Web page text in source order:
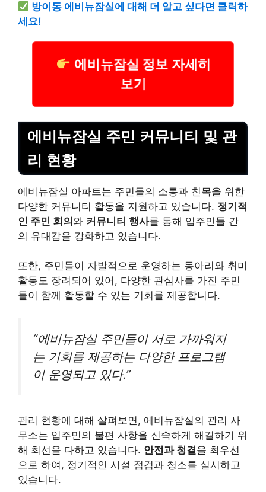
방이동 에비뉴잠실에 대해 더 알고 싶다면 클릭하
세요!
에비뉴잠실 정보 자세히
보기
에비뉴잠실 주민 커뮤니티 및 관
리 현황
에비뉴잠실 아파트는 주민들의 소통과 친목을 위한
다양한 커뮤니티 활동을 지원하고 있습니다. 정기적
인 주민 회의와 커뮤니티 행사를 통해 입주민들 간
의 유대감을 강화하고 있습니다.
또한, 주민들이 자발적으로 운영하는 동아리와 취미
활동도 장려되어 있어, 다양한 관심사를 가진 주민
들이 함께 활동할 수 있는 기회를 제공합니다.
“에비뉴잠실 주민들이 서로 가까워지
는 기회를 제공하는 다양한 프로그램
이 운영되고 있다.”
관리 현황에 대해 살펴보면, 에비뉴잠실의 관리 사
무소는 입주민의 불편 사항을 신속하게 해결하기 위
해 최선을 다하고 있습니다. 안전과 청결을 최우선
으로 하여, 정기적인 시설 점검과 청소를 실시하고
있습니다.